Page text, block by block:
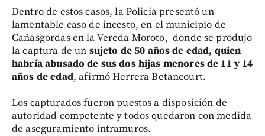
Dentro de estos casos, la Policía presentó un
lamentable caso de incesto, en el municipio de
Cañasgordas en la Vereda Moroto, donde se produjo
la captura de un sujeto de 50 años de edad, quien
habría abusado de sus dos hijas menores de 11 y 14
años de edad, afirmó Herrera Betancourt.
Los capturados fueron puestos a disposición de
autoridad competente y todos quedaron con medida
de aseguramiento intramuros.